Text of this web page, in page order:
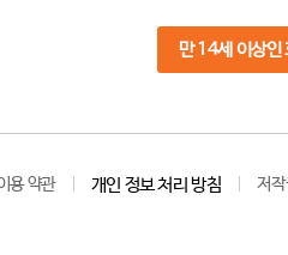
만 14세 이상인
용 약관 개인 정보 처리 방침 저